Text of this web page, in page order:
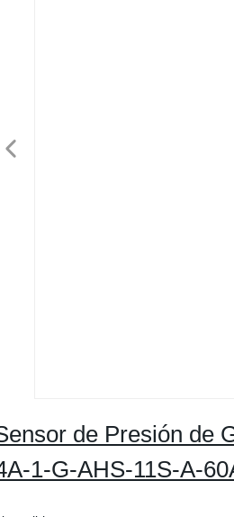
de Presión de
1-G-AHS-11S-A-